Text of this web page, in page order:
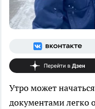
Утро может
документами легко